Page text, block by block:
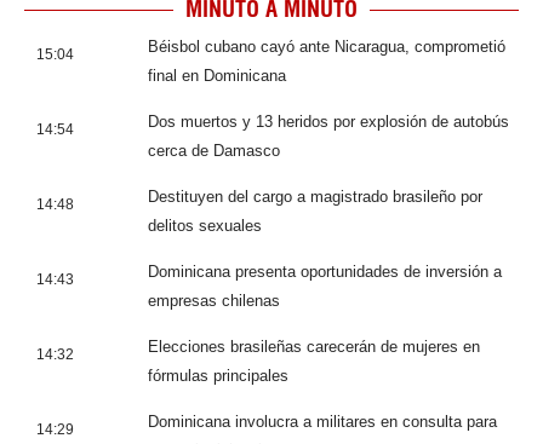
MINUTO A MINUTO
15:04
Béisbol cubano cayó ante Nicaragua, comprometió
final en Dominicana
14:54
Dos muertos y 13 heridos por explosión de autobús
cerca de Damasco
14:48
Destituyen del cargo a magistrado brasileño por
delitos sexuales
14:43
Dominicana presenta oportunidades de inversión a
empresas chilenas
14:32
Elecciones brasileñas carecerán de mujeres en
fórmulas principales
14:29
Dominicana involucra a militares en consulta para